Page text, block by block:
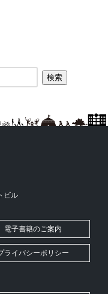
ビル
電子書籍のご案内
ライバシーポリシー